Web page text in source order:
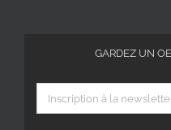
GARDEZ UN